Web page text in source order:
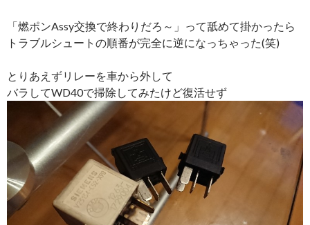
「燃ポンAssy交換で終わりだろ～」って舐めて掛かったら
トラブルシュートの順番が完全に逆になっちゃった(笑)
とりあえずリレーを車から外して
バラしてWD40で掃除してみたけど復活せず